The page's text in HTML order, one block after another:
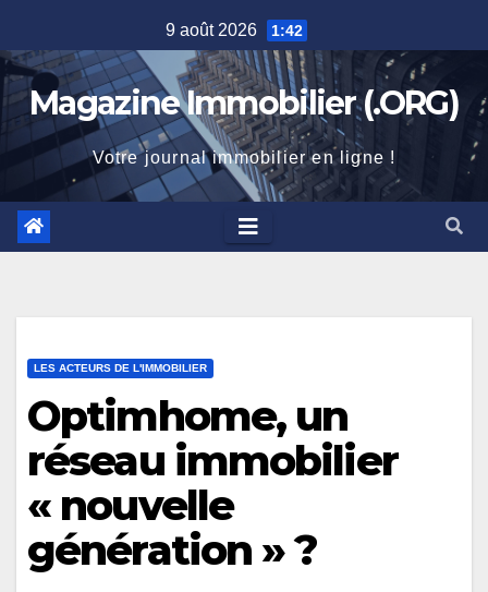
to
content
9 août 2026 1:42
Magazine Immobilier (.ORG)
Votre journal immobilier en ligne !
LES ACTEURS DE L'IMMOBILIER
Optimhome, un
réseau immobilier
« nouvelle
génération » ?